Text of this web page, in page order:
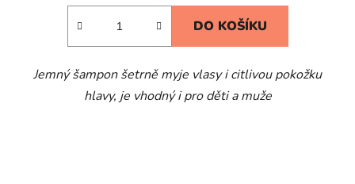
5,0
hvězdiček.
DO KOŠÍKU
Jemný šampon šetrně myje vlasy i citlivou pokožku
hlavy, je vhodný i pro děti a muže